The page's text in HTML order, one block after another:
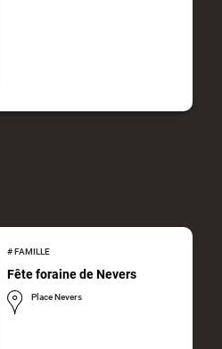
#FAMILLE
Fête foraine de Nevers
Place Nevers